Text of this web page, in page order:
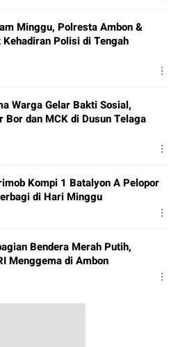
Minggu, Polresta Ambon &
Polisi di Tengah
Warga Gelar Bakti Sosial,
Bor dan MCK di Dusun Telaga
Kompi 1 Batalyon A Pelopor
di Hari Minggu
Bendera Merah Putih,
Menggema di Ambon